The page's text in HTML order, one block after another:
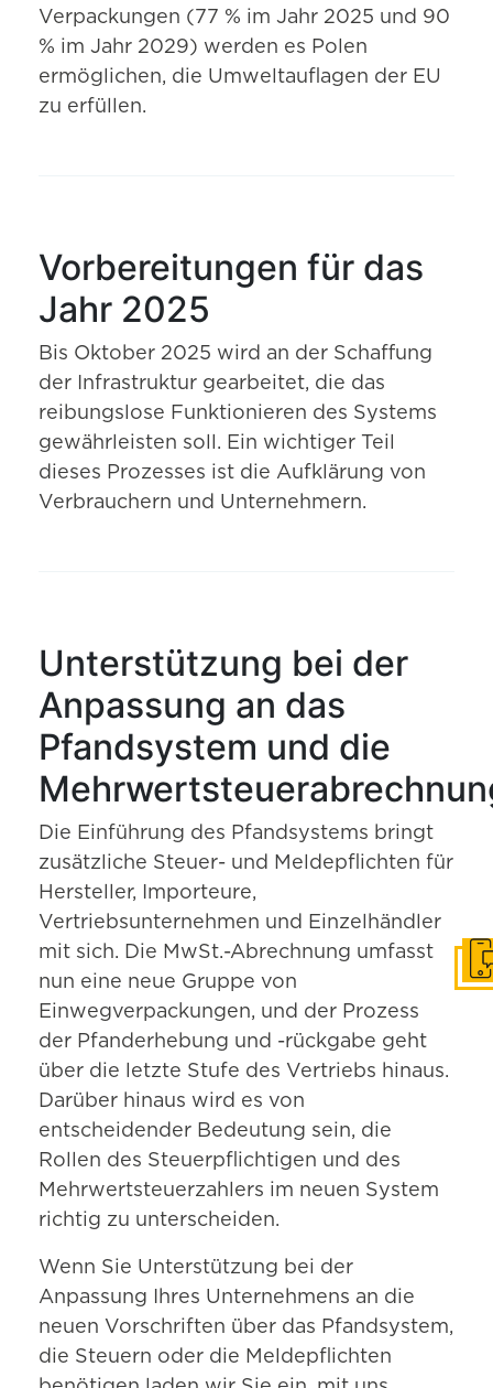
Verpackungen (77 % im Jahr 2025 und 90
% im Jahr 2029) werden es Polen
ermöglichen, die Umweltauflagen der EU
zu erfüllen.
Vorbereitungen für das
Jahr 2025
Bis Oktober 2025 wird an der Schaffung
der Infrastruktur gearbeitet, die das
reibungslose Funktionieren des Systems
gewährleisten soll. Ein wichtiger Teil
dieses Prozesses ist die Aufklärung von
Verbrauchern und Unternehmern.
Unterstützung bei der
Anpassung an das
Pfandsystem und die
Die Einführung des Pfandsystems bringt
zusätzliche Steuer- und Meldepflichten für
Hersteller, Importeure,
Vertriebsunternehmen und Einzelhändler
mit sich. Die MwSt.-Abrechnung umfasst
nun eine neue Gruppe von
Einwegverpackungen, und der Prozess
der Pfanderhebung und -rückgabe geht
über die letzte Stufe des Vertriebs hinaus.
Darüber hinaus wird es von
entscheidender Bedeutung sein, die
Rollen des Steuerpflichtigen und des
Mehrwertsteuerzahlers im neuen System
richtig zu unterscheiden.
Wenn Sie Unterstützung bei der
Anpassung Ihres Unternehmens an die
neuen Vorschriften über das Pfandsystem,
die Steuern oder die Meldepflichten
In